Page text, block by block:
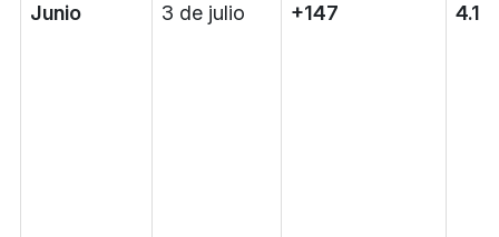
Junio 3 de julio +147 4.1